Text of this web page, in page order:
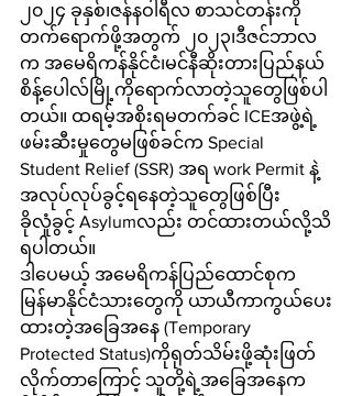
၂၀၂၄ ခုနှစ်၊ဇန်နဝါရီလ စာသင်တန်းကို
တက်ရောက်ဖို့အတွက် ၂၀၂၃၊ဒီဇင်ဘာလ
က အမေရိကန်နိုင်ငံ၊မင်နီဆိုးတားပြည်နယ်
စိန့်ပေါလ်မြို့ကိုရောက်လာတဲ့သူတွေဖြစ်ပါ
တယ်။ ထရမ့်အစိုးရမတက်ခင် ICEအဖွဲ့ရဲ့
ဖမ်းဆီးမှုတွေမဖြစ်ခင်က Special
Student Relief (SSR) အရ work Permit နဲ့
အလုပ်လုပ်ခွင့်ရနေတဲ့သူတွေဖြစ်ပြီး
ခိုလှုံခွင့် Asylumလည်း တင်ထားတယ်လို့သိ
ရပါတယ်။
ဒါပေမယ့် အမေရိကန်ပြည်ထောင်စုက
မြန်မာနိုင်ငံသားတွေကို ယာယီကာကွယ်ပေး
ထားတဲ့အခြေအနေ (Temporary
Protected Status)ကိုရုတ်သိမ်းဖို့ဆုံးဖြတ်
လိုက်တာကြောင့် သူတို့ရဲ့အခြေအနေက